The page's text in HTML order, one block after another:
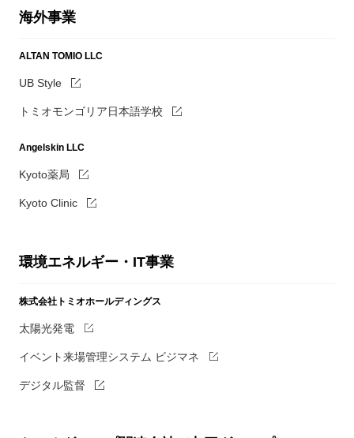
海外事業
ALTAN TOMIO LLC
UB Style
トミオモンゴリア日本語学校
Angelskin LLC
Kyoto薬局
Kyoto Clinic
環境エネルギー・IT事業
株式会社トミオホールディングス
太陽光発電
イベント来場管理システム ビジマネ
デジタル監督